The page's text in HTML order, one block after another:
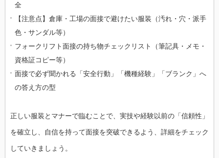
全
【注意点】倉庫・工場の面接で避けたい服装（汚れ・穴・派手
色・サンダル等）
フォークリフト面接の持ち物チェックリスト（筆記具・メモ・
資格証コピー等）
面接で必ず聞かれる「安全行動」「機種経験」「ブランク」へ
の答え方の型
正しい服装とマナーで臨むことで、実技や経験以前の「信頼性」
を確立し、自信を持って面接を突破できるよう、詳細をチェック
していきましょう。